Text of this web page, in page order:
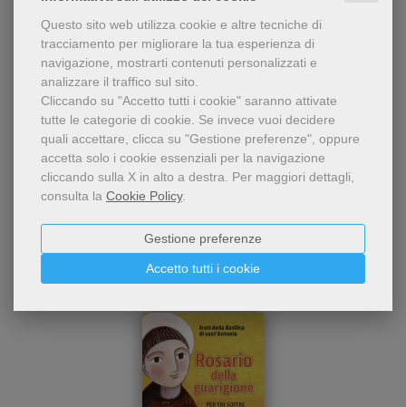
Questo sito web utilizza cookie e altre tecniche di
tracciamento per migliorare la tua esperienza di
navigazione, mostrarti contenuti personalizzati e
analizzare il traffico sul sito.
Cliccando su "Accetto tutti i cookie" saranno attivate
tutte le categorie di cookie. Se invece vuoi decidere
quali accettare, clicca su "Gestione preferenze", oppure
accetta solo i cookie essenziali per la navigazione
cliccando sulla X in alto a destra. Per maggiori dettagli,
consulta la Cookie Policy.
Accetto tutti i cookie
Gestione preferenze
Condividi
Chi ha visto questo prodotto
ha visto anche...